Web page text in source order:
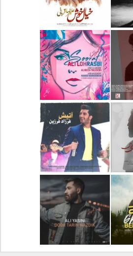
دانلود آهنگ جدید علیرضا
قربانی بنام خیال خوش
دانلود آهنگ جدید علی
لهراسبی بنام صورت
مهدی
دانلود آهنگ جدید فرزاد
فرزین بنام آتیش